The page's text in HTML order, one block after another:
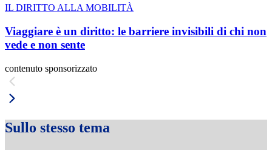
IL DIRITTO ALLA MOBILITÀ
Viaggiare è un diritto: le barriere invisibili di chi non
vede e non sente
contenuto sponsorizzato
Sullo stesso tema